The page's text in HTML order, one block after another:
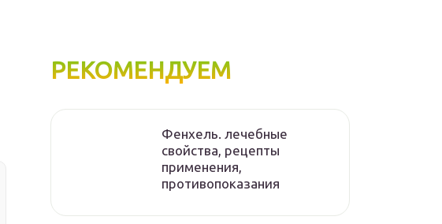
РЕКОМЕНДУЕМ
Фенхель. лечебные
свойства, рецепты
применения,
противопоказания